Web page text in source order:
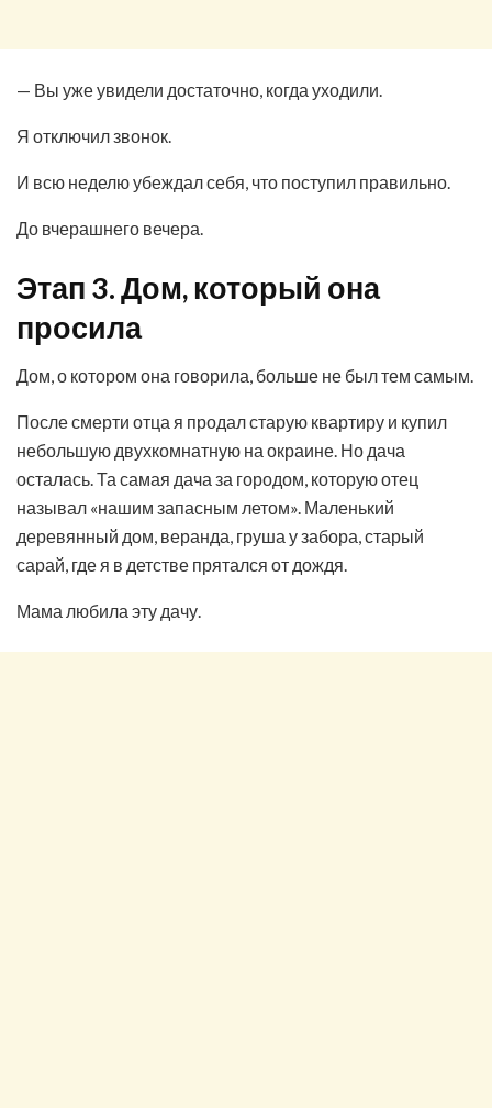
— Вы уже увидели достаточно, когда уходили.
Я отключил звонок.
И всю неделю убеждал себя, что поступил правильно.
До вчерашнего вечера.
Этап 3. Дом, который она
просила
Дом, о котором она говорила, больше не был тем самым.
После смерти отца я продал старую квартиру и купил
небольшую двухкомнатную на окраине. Но дача
осталась. Та самая дача за городом, которую отец
называл «нашим запасным летом». Маленький
деревянный дом, веранда, груша у забора, старый
сарай, где я в детстве прятался от дождя.
Мама любила эту дачу.